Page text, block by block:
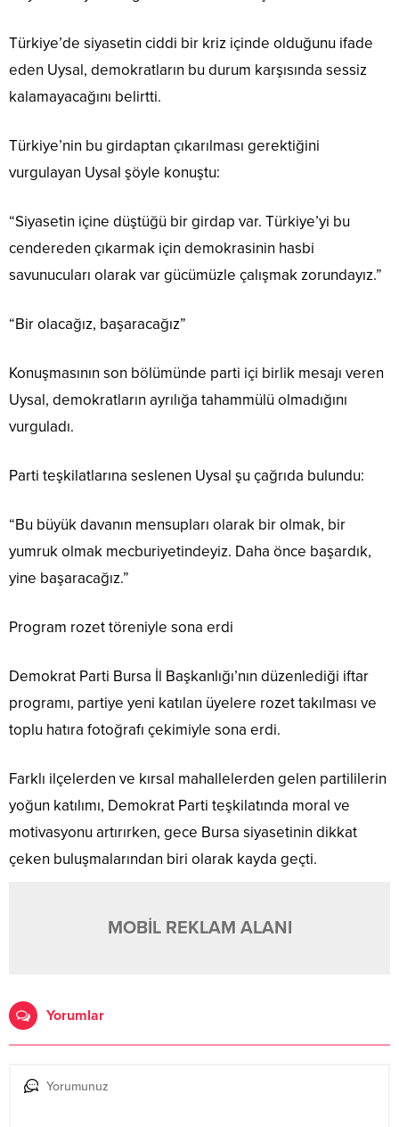
Türkiye’de siyasetin ciddi bir kriz içinde olduğunu ifade
eden Uysal, demokratların bu durum karşısında sessiz
kalamayacağını belirtti.
Türkiye’nin bu girdaptan çıkarılması gerektiğini
vurgulayan Uysal şöyle konuştu:
“Siyasetin içine düştüğü bir girdap var. Türkiye’yi bu
cendereden çıkarmak için demokrasinin hasbi
savunucuları olarak var gücümüzle çalışmak zorundayız.”
“Bir olacağız, başaracağız”
Konuşmasının son bölümünde parti içi birlik mesajı veren
Uysal, demokratların ayrılığa tahammülü olmadığını
vurguladı.
Parti teşkilatlarına seslenen Uysal şu çağrıda bulundu:
“Bu büyük davanın mensupları olarak bir olmak, bir
yumruk olmak mecburiyetindeyiz. Daha önce başardık,
yine başaracağız.”
Program rozet töreniyle sona erdi
Demokrat Parti Bursa İl Başkanlığı’nın düzenlediği iftar
programı, partiye yeni katılan üyelere rozet takılması ve
toplu hatıra fotoğrafı çekimiyle sona erdi.
Farklı ilçelerden ve kırsal mahallelerden gelen partililerin
yoğun katılımı, Demokrat Parti teşkilatında moral ve
motivasyonu artırırken, gece Bursa siyasetinin dikkat
çeken buluşmalarından biri olarak kayda geçti.
MOBİL REKLAM ALANI
Yorumlar